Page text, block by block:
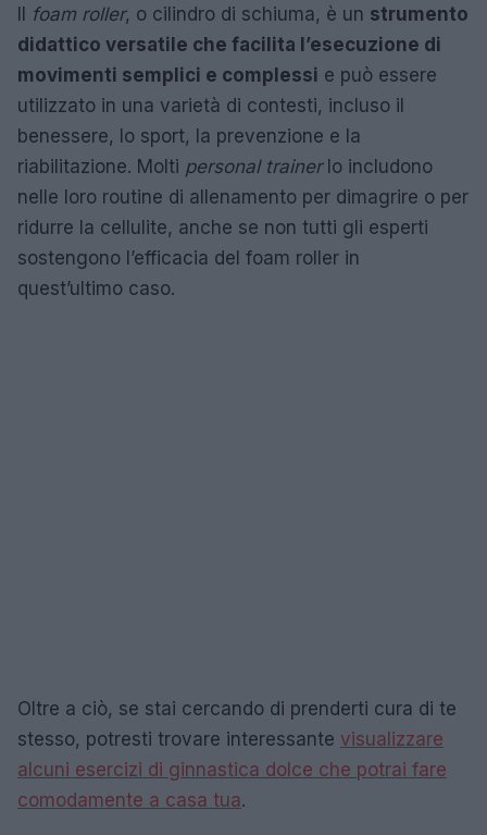
foam roller, o cilindro di schiuma, è un strumento
didattico versatile che facilita l’esecuzione di
movimenti semplici e complessi e può essere
utilizzato in una varietà di contesti, incluso il
benessere, lo sport, la prevenzione e la
riabilitazione. Molti personal trainerlo includono
nelle loro routine di allenamento per dimagrire o per
ridurre la cellulite, anche se non tutti gli esperti
sostengono l’efficacia del foam roller in
quest’ultimo caso.
Oltre a ciò, se stai cercando di prenderti cura di te
stesso, potresti trovare interessante visualizzare
alcuni esercizi di ginnastica dolce che potrai fare
comodamente a casa tua.